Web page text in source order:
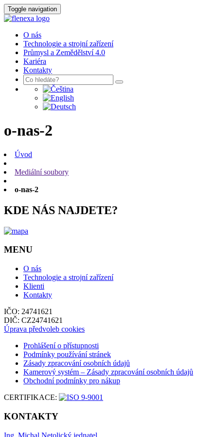
Toggle navigation
O nás
Technologie a strojní zařízení
Průmysl a Zemědělství 4.0
Kariéra
Kontakty
o-nas-2
Úvod
Mediální soubory
o-nas-2
KDE NÁS NAJDETE?
MENU
O nás
Technologie a strojní zařízení
Klienti
Kontakty
IČO: 24741621
DIČ: CZ24741621
Úprava předvoleb cookies
Prohlášení o přístupnosti
Podmínky používání stránek
Zásady zpracování osobních údajů
Kamerový systém – Zásady zpracování osobních údajů
Obchodní podmínky pro nákup
CERTIFIKACE:
KONTAKTY
Ing. Michal Netolický jednatel